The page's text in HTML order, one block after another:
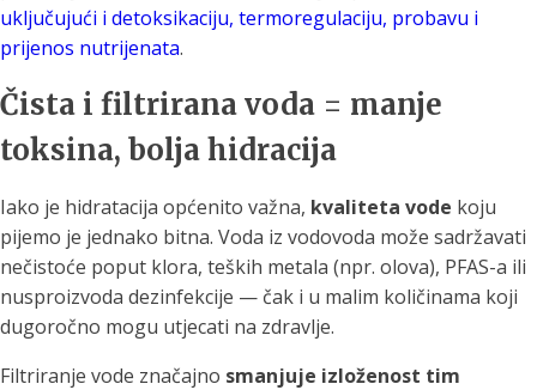
uključujući i detoksikaciju, termoregulaciju, probavu i
prijenos nutrijenata.
Čista i filtrirana voda = manje
toksina, bolja hidracija
Iako je hidratacija općenito važna, kvaliteta vode koju
pijemo je jednako bitna. Voda iz vodovoda može sadržavati
nečistoće poput klora, teških metala (npr. olova), PFAS-a ili
nusproizvoda dezinfekcije — čak i u malim količinama koji
dugoročno mogu utjecati na zdravlje.
Filtriranje vode značajno smanjuje izloženost tim